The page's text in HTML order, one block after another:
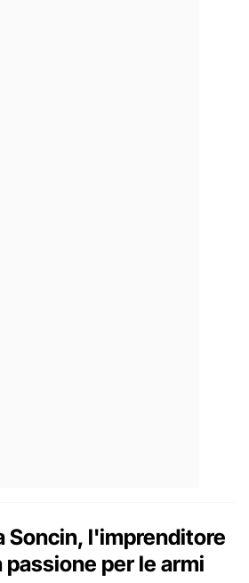
Soncin, l'imprenditore
passione per le armi